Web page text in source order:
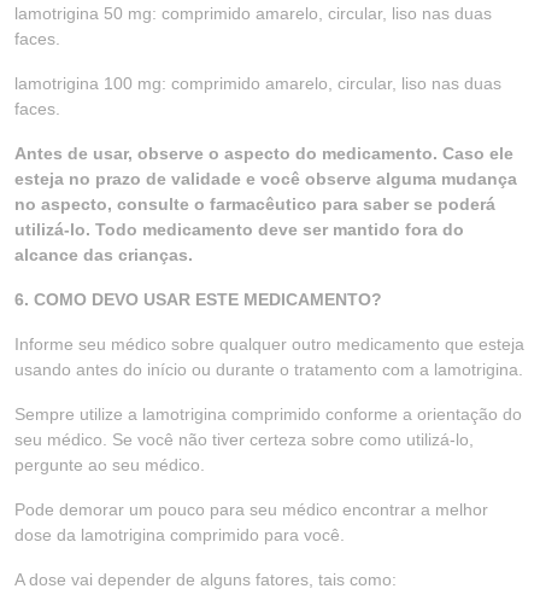
lamotrigina 50 mg: comprimido amarelo, circular, liso nas duas
faces.
lamotrigina 100 mg: comprimido amarelo, circular, liso nas duas
faces.
Antes de usar, observe o aspecto do medicamento. Caso ele
esteja no prazo de validade e você observe alguma mudança
no aspecto, consulte o farmacêutico para saber se poderá
utilizá-lo. Todo medicamento deve ser mantido fora do
alcance das crianças.
6. COMO DEVO USAR ESTE MEDICAMENTO?
Informe seu médico sobre qualquer outro medicamento que esteja
usando antes do início ou durante o tratamento com a lamotrigina.
Sempre utilize a lamotrigina comprimido conforme a orientação do
seu médico. Se você não tiver certeza sobre como utilizá-lo,
pergunte ao seu médico.
Pode demorar um pouco para seu médico encontrar a melhor
dose da lamotrigina comprimido para você.
A dose vai depender de alguns fatores, tais como: